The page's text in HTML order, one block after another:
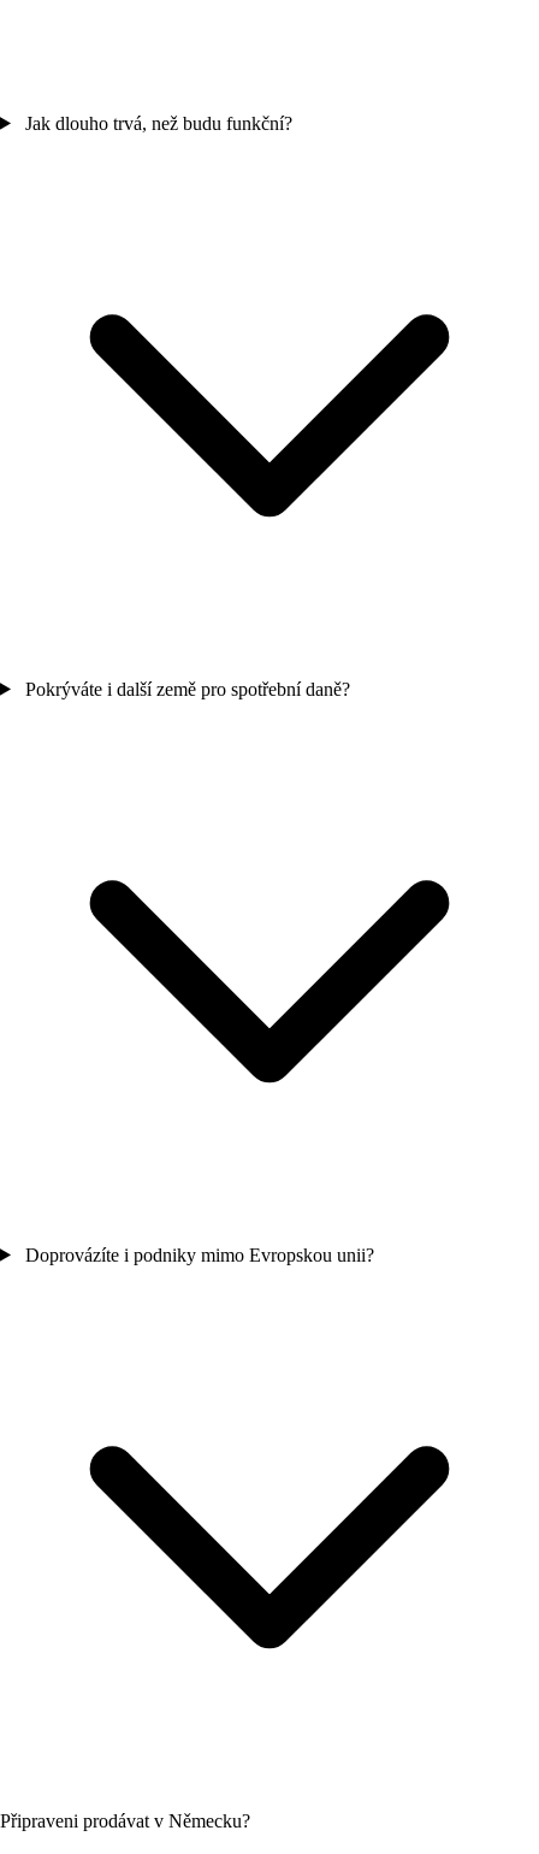
Jak dlouho trvá, než budu funkční?
Pokrýváte i další země pro spotřební daně?
Doprovázíte i podniky mimo Evropskou unii?
Připraveni prodávat v Německu?